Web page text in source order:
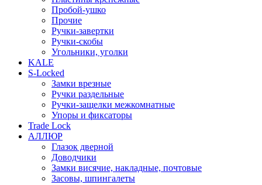
Пробой-ушко
Прочие
Ручки-завертки
Ручки-скобы
Угольники, уголки
KALE
S-Locked
Замки врезные
Ручки раздельные
Ручки-защелки межкомнатные
Упоры и фиксаторы
Trade Lock
АЛЛЮР
Глазок дверной
Доводчики
Замки висячие, накладные, почтовые
Засовы, шпингалеты